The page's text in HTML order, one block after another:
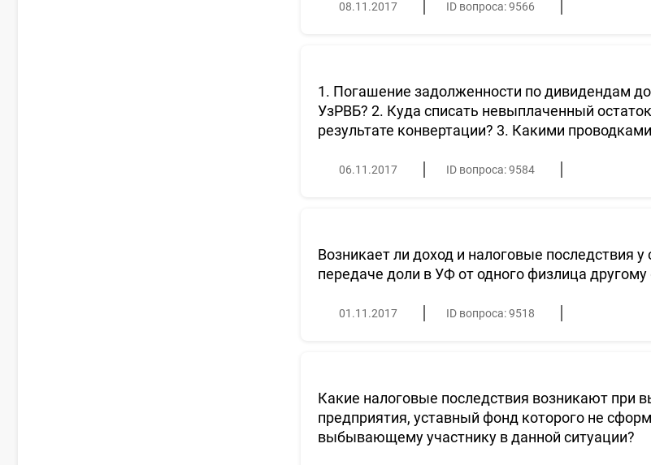
08.11.2017 ID вопроса: 9566
1. Погашение задолженности по дивидендам
УзРВБ? 2. Куда списать невыплаченный
результате конвертации? 3. Какими
06.11.2017 ID вопроса: 9584
Возникает ли доход и налоговые последствия
передаче доли в УФ от одного физлица
01.11.2017 ID вопроса: 9518
Какие налоговые последствия возникают при
предприятия, уставный фонд которого не
выбывающему участнику в данной ситуации?